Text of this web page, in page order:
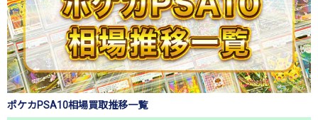
ポケカPSA10相場買取推移一覧